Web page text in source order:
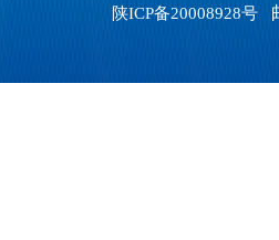
陕ICP备20008928号